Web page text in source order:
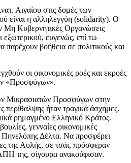
Αιγαίου στις δομές των
είναι η αλληλεγγύη (solidarity). Ο
Μη Κυβερνητικές Οργανώσεις
ευγενώς, επί τω
βοήθεια σε πολιτικούς και
οι οικονομικές ροές και εκροές
«Προσφύγων».
Μικρασιατών Προσφύγων στην
ήταν τραγικά άσχημες.
ρημαγμένο Ελληνικό Κράτος.
γενναίες οικονομικές
Πηνελόπης Δέλτα. Να προσφέρει
της Αυλής, σε τσάι, πρόσφεραν
της, σίγουρα ανακούφισαν.